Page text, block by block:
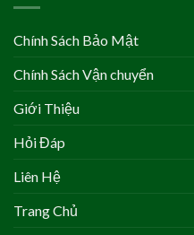
Chính Sách Bảo Mật
Chính Sách Vận chuyển
Giới Thiệu
Hỏi Đáp
Liên Hệ
Trang Chủ